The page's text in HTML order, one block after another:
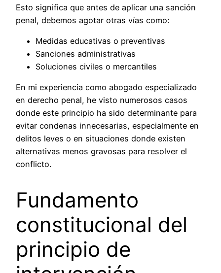
Esto significa que antes de aplicar una sanción
penal, debemos agotar otras vías como:
Medidas educativas o preventivas
Sanciones administrativas
Soluciones civiles o mercantiles
En mi experiencia como abogado especializado
en derecho penal, he visto numerosos casos
donde este principio ha sido determinante para
evitar condenas innecesarias, especialmente en
delitos leves o en situaciones donde existen
alternativas menos gravosas para resolver el
conflicto.
Fundamento
constitucional del
principio de